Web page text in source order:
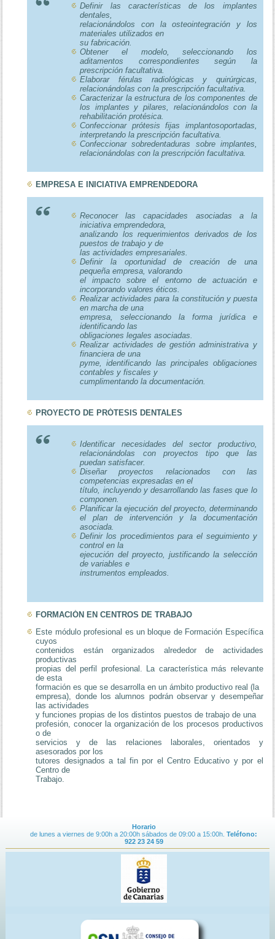
Definir las características de los implantes
dentales,
relacionándolos con la osteointegración y los
materiales utilizados en
su fabricación.
Obtener el modelo, seleccionando los
aditamentos correspondientes según la
prescripción facultativa.
Elaborar férulas radiológicas y quirúrgicas,
relacionándolas con la prescripción facultativa.
Caracterizar la estructura de los componentes de
los implantes y pilares, relacionándolos con la
rehabilitación protésica.
Confeccionar prótesis fijas implantosoportadas,
interpretando la prescripción facultativa.
Confeccionar sobredentaduras sobre implantes,
relacionándolas con la prescripción facultativa.
EMPRESA E INICIATIVA EMPRENDEDORA
Reconocer las capacidades asociadas a la
iniciativa emprendedora,
analizando los requerimientos derivados de los
puestos de trabajo y de
las actividades empresariales.
Definir la oportunidad de creación de una
pequeña empresa, valorando
el impacto sobre el entorno de actuación e
incorporando valores éticos.
Realizar actividades para la constitución y puesta
en marcha de una
empresa, seleccionando la forma jurídica e
identificando las
obligaciones legales asociadas.
Realizar actividades de gestión administrativa y
financiera de una
pyme, identificando las principales obligaciones
contables y fiscales y
cumplimentando la documentación.
PROYECTO DE PRÓTESIS DENTALES
Identificar necesidades del sector productivo,
relacionándolas con proyectos tipo que las
puedan satisfacer.
Diseñar proyectos relacionados con las
competencias expresadas en el
título, incluyendo y desarrollando las fases que lo
componen.
Planificar la ejecución del proyecto, determinando
el plan de intervención y la documentación
asociada.
Definir los procedimientos para el seguimiento y
control en la
ejecución del proyecto, justificando la selección
de variables e
instrumentos empleados.
FORMACIÓN EN CENTROS DE TRABAJO
Este módulo profesional es un bloque de Formación Específica
cuyos
contenidos están organizados alrededor de actividades
productivas
propias del perfil profesional. La característica más relevante
de esta
formación es que se desarrolla en un ámbito productivo real (la
empresa), donde los alumnos podrán observar y desempeñar
las actividades
y funciones propias de los distintos puestos de trabajo de una
profesión, conocer la organización de los procesos productivos
o de
servicios y de las relaciones laborales, orientados y
asesorados por los
tutores designados a tal fin por el Centro Educativo y por el
Centro de
Trabajo.
Horario
de lunes a viernes de 9:00h a 20:00h sábados de 09:00 a 15:00h. Teléfono:
922 23 24 59